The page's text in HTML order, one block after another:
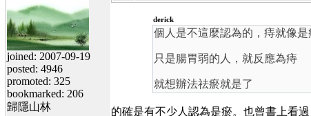
joined: 2007-09-19
posted: 4946
promoted: 325
bookmarked: 206
歸隱山林
derick
個人是不這麼認為的，痔就像是
只是腸胃弱的人，就反應為痔
就想辦法祛瘀就是了
的確是有不少人認為是瘀。也曾書上看